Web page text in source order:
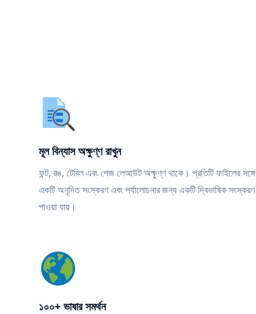
মূল বিন্যাস অক্ষুণ্ণ রাখুন
ফন্ট, রঙ, টেবিল এবং পেজ লেআউট অক্ষুণ্ণ থাকে। প্রতিটি ফাইলের সঙ্গে
একটি অনূদিত সংস্করণ এবং পর্যালোচনার জন্য একটি দ্বিভাষিক সংস্করণ
পাওয়া যায়।
১০০+ ভাষার সমর্থন